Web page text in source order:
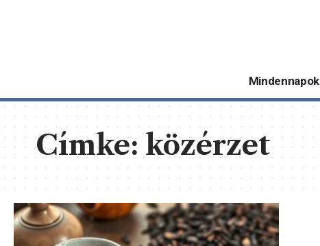
Mindennapok
Címke: közérzet